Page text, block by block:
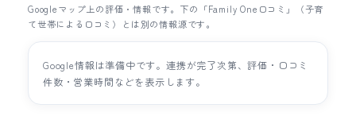
Googleマップ上の評価・情報です。下の「Family One口コミ」（子育
て世帯による口コミ）とは別の情報源です。
Google情報は準備中です。連携が完了次第、評価・口コミ
件数・営業時間などを表示します。